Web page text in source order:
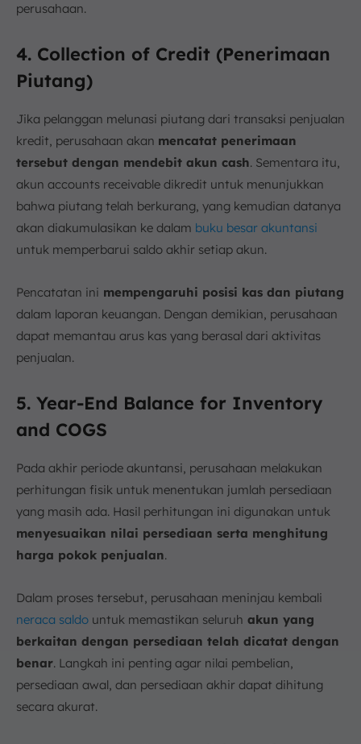
perusahaan.
4. Collection of Credit (Penerimaan
Piutang)
Jika pelanggan melunasi piutang dari transaksi penjualan
kredit, perusahaan akan mencatat penerimaan
tersebut dengan mendebit akun cash. Sementara itu,
akun accounts receivable dikredit untuk menunjukkan
bahwa piutang telah berkurang, yang kemudian datanya
akan diakumulasikan ke dalam buku besar akuntansi
untuk memperbarui saldo akhir setiap akun.
Pencatatan ini mempengaruhi posisi kas dan piutang
dalam laporan keuangan. Dengan demikian, perusahaan
dapat memantau arus kas yang berasal dari aktivitas
penjualan.
5. Year-End Balance for Inventory
and COGS
Pada akhir periode akuntansi, perusahaan melakukan
perhitungan fisik untuk menentukan jumlah persediaan
yang masih ada. Hasil perhitungan ini digunakan untuk
menyesuaikan nilai persediaan serta menghitung
harga pokok penjualan.
Dalam proses tersebut, perusahaan meninjau kembali
neraca saldo untuk memastikan seluruh akun yang
berkaitan dengan persediaan telah dicatat dengan
benar. Langkah ini penting agar nilai pembelian,
persediaan awal, dan persediaan akhir dapat dihitung
secara akurat.